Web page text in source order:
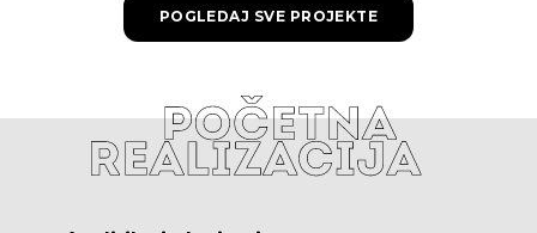
POGLEDAJ SVE PROJEKTE